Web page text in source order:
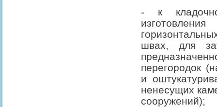
- к
швах, для
перегородок
и
ненесущих
сооружений);